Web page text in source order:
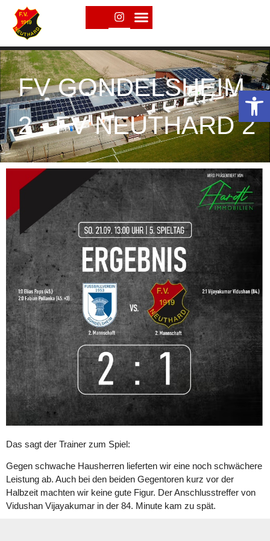
Open toolbar
FV GONDELSHEIM
2 - FV NEUTHARD 2
Das sagt der Trainer zum Spiel:
Gegen schwache Hausherren lieferten wir eine noch schwächere
Leistung ab. Auch bei den beiden Gegentoren kurz vor der
Halbzeit machten wir keine gute Figur. Der Anschlusstreffer von
Vidushan Vijayakumar in der 84. Minute kam zu spät.